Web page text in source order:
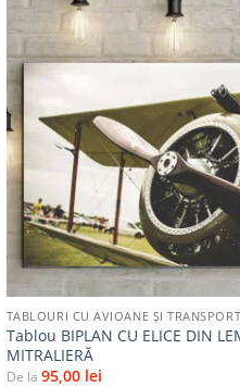
+
TABLOURI CU AVIOANE ȘI
Tablou BIPLAN CU ELICE DIN
MITRALIERĂ
De la 95,00 lei